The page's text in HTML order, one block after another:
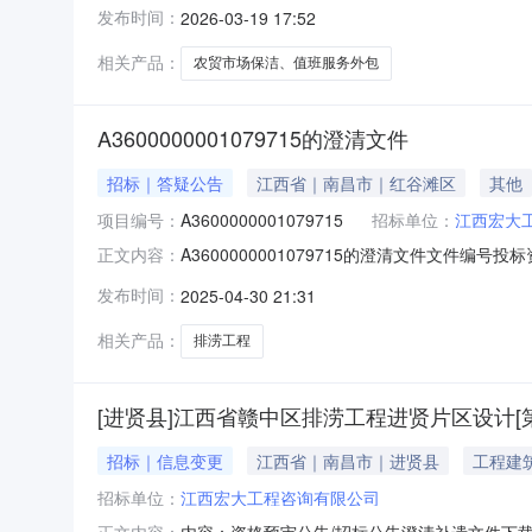
发布时间： 2026-03-19 17:52
相关产品：
农贸市场保洁、值班服务外包
A3600000001079715的澄清文件
招标｜答疑公告 江西省｜南昌市｜红谷滩区
其他
项目编号： A3600000001079715 招标单位： 江西宏大
正文内容： A3600000001079715的澄清文件文件编号投
宏大工程咨询有限公司关于江西省赣中区排涝
投标报价备注江西省
发布时间： 2025-04-30 21:31
相关产品：
排涝工程
[进贤县]江西省赣中区排涝工程进贤片区设计[
招标｜信息变更 江西省｜南昌市｜进贤县
工程建
招标单位： 江西宏大工程咨询有限公司